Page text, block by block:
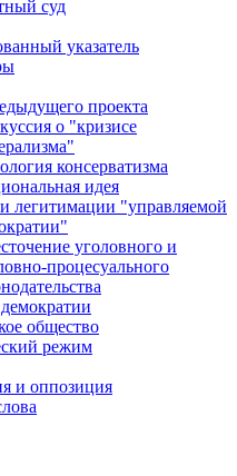
суд
указатель
проекта
о "кризисе
консерватизма
идея
легитимации "управляемой
уголовного и
процесуального
общество
режим
и оппозиция